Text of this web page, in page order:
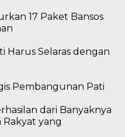
17 Paket Bansos
Harus Selaras dengan
Pembangunan Pati
dari Banyaknya
Rakyat yang